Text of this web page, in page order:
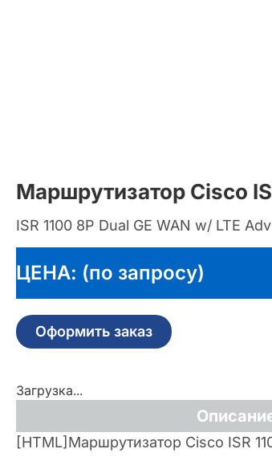
Маршрутизатор Cisco
ISR 1100 8P Dual GE WAN w/ LTE
ЦЕНА: (по запросу)
Оформить заказ
Загрузка...
[HTML]Маршрутизатор Cisco ISR